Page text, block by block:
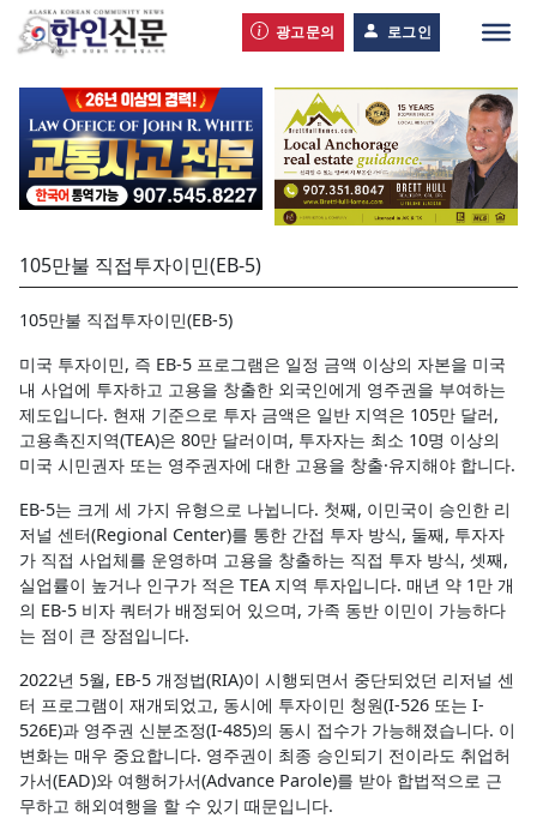
광고문의 로그인
105만불 직접투자이민(EB-5)
105만불 직접투자이민(EB-5)
미국 투자이민, 즉 EB-5 프로그램은 일정 금액 이상의 자본을 미국
내 사업에 투자하고 고용을 창출한 외국인에게 영주권을 부여하는
제도입니다. 현재 기준으로 투자 금액은 일반 지역은 105만 달러,
고용촉진지역(TEA)은 80만 달러이며, 투자자는 최소 10명 이상의
미국 시민권자 또는 영주권자에 대한 고용을 창출·유지해야 합니다.
EB-5는 크게 세 가지 유형으로 나뉩니다. 첫째, 이민국이 승인한 리
저널 센터(Regional Center)를 통한 간접 투자 방식, 둘째, 투자자
가 직접 사업체를 운영하며 고용을 창출하는 직접 투자 방식, 셋째,
실업률이 높거나 인구가 적은 TEA 지역 투자입니다. 매년 약 1만 개
의 EB-5 비자 쿼터가 배정되어 있으며, 가족 동반 이민이 가능하다
는 점이 큰 장점입니다.
2022년 5월, EB-5 개정법(RIA)이 시행되면서 중단되었던 리저널 센
터 프로그램이 재개되었고, 동시에 투자이민 청원(I-526 또는 I-
526E)과 영주권 신분조정(I-485)의 동시 접수가 가능해졌습니다. 이
변화는 매우 중요합니다. 영주권이 최종 승인되기 전이라도 취업허
가서(EAD)와 여행허가서(Advance Parole)를 받아 합법적으로 근
무하고 해외여행을 할 수 있기 때문입니다.